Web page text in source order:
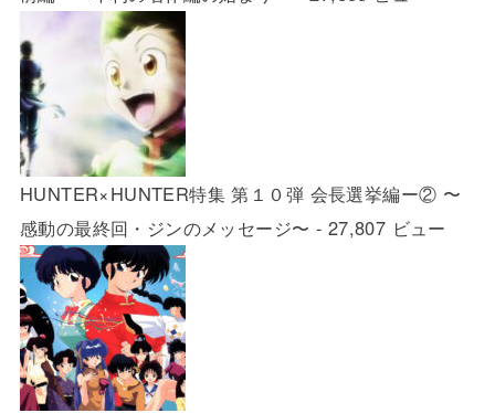
HUNTER×HUNTER特集 第１０弾 会長選挙編ー② 〜
感動の最終回・ジンのメッセージ〜 - 27,807 ビュー